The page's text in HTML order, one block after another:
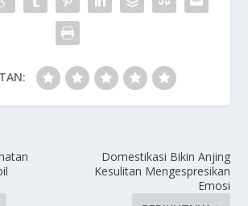
Domestikasi Bikin Anjing
Kesulitan Mengespresikan
Emosi